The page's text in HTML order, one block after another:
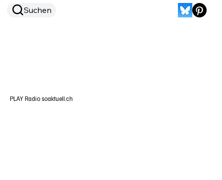
Suchen
PLAY Radio soaktuell.ch